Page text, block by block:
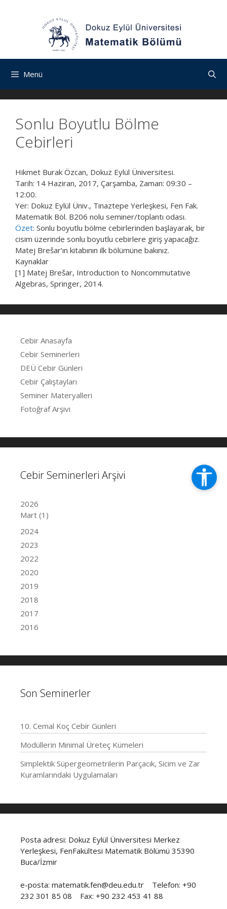
Menü
Sonlu Boyutlu Bölme
Cebirleri
Hikmet Burak Özcan, Dokuz Eylül Üniversitesi.
Tarih: 14 Haziran, 2017, Çarşamba, Zaman: 09:30 –
12:00.
Yer: Dokuz Eylül Üniv., Tınaztepe Yerleşkesi, Fen Fak.
Matematik Böl. B206 nolu seminer/toplantı odası.
Özet: Sonlu boyutlu bölme cebirlerinden başlayarak, bir
cisim üzerinde sonlu boyutlu cebirlere giriş yapacağız.
Matej Brešar’ın kitabının ilk bölümüne bakınız.
Kaynaklar
[1] Matej Brešar, Introduction to Noncommutative
Algebras, Springer, 2014.
Cebir Anasayfa
Cebir Seminerleri
DEÜ Cebir Günleri
Cebir Çalıştayları
Seminer Materyalleri
Fotoğraf Arşivi
Cebir Seminerleri Arşivi
2026
Mart (1)
2024
2023
2022
2020
2019
2018
2017
2016
Son Seminerler
10. Cemal Koç Cebir Günleri
Modüllerin Minimal Üreteç Kümeleri
Simplektik Süpergeometrilerin Parçacık, Sicim ve Zar
Kuramlarındaki Uygulamaları
Posta adresi: Dokuz Eylül Üniversitesi Merkez
Yerleşkesi, FenFakültesi Matematik Bölümü 35390
Buca/İzmir
e-posta: matematik.fen@deu.edu.tr Telefon: +90
232 301 85 08 Fax: +90 232 453 41 88